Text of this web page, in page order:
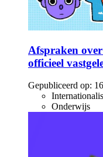
Afspraken
officieel
Gepubliceerd op:
Onderwijs